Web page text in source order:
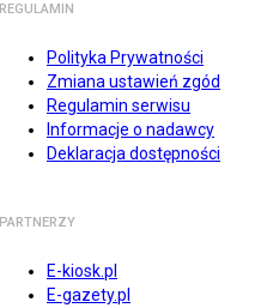
REGULAMIN
Polityka Prywatności
Zmiana ustawień zgód
Regulamin serwisu
Informacje o nadawcy
Deklaracja dostępności
PARTNERZY
E-kiosk.pl
E-gazety.pl